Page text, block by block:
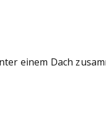
einem Dach